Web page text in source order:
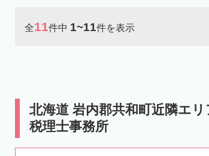
樺戸郡月形町 樺戸郡浦臼町
中川郡美深町 中川郡音威子府村 中川郡中川
全11件中 1~11件を表示
北海道 岩内郡共和町近隣エ
税理士事務所